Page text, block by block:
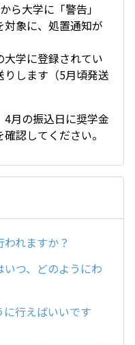
ら大学に「警告」
対象に、処置通知が
学に登録されてい
します（5月頃発送
月の振込日に奨学金
認してください。
れますか？
つ、どのようにわ
行えばいいです